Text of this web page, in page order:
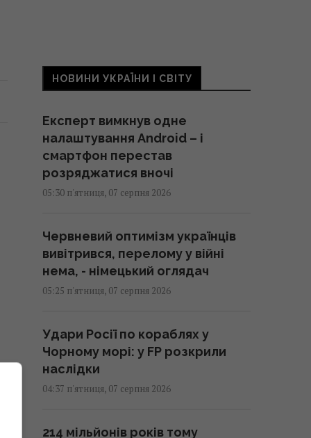
НОВИНИ УКРАЇНИ І СВІТУ
Експерт вимкнув одне
налаштування Android – і
смартфон перестав
розряджатися вночі
05:30 п'ятниця, 07 серпня 2026
Червневий оптимізм українців
вивітрився, перелому у війні
нема, - німецький оглядач
05:25 п'ятниця, 07 серпня 2026
Удари Росії по кораблях у
Чорному морі: у FP розкрили
наслідки
04:37 п'ятниця, 07 серпня 2026
214 мільйонів років тому